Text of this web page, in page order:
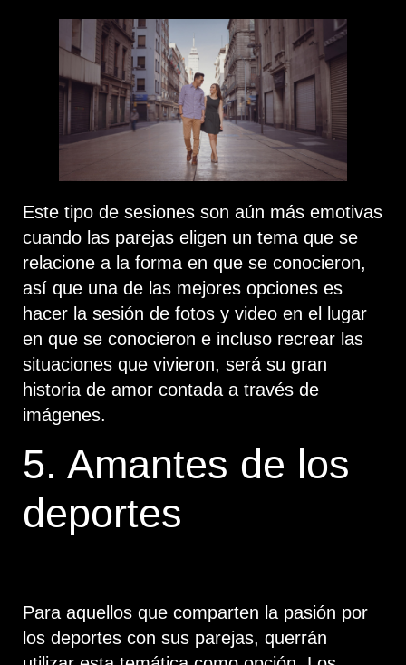
Este tipo de sesiones son aún más emotivas
cuando las parejas eligen un tema que se
relacione a la forma en que se conocieron,
así que una de las mejores opciones es
hacer la sesión de fotos y video en el lugar
en que se conocieron e incluso recrear las
situaciones que vivieron, será su gran
historia de amor contada a través de
imágenes.
5. Amantes de los
deportes
Para aquellos que comparten la pasión por
los deportes con sus parejas, querrán